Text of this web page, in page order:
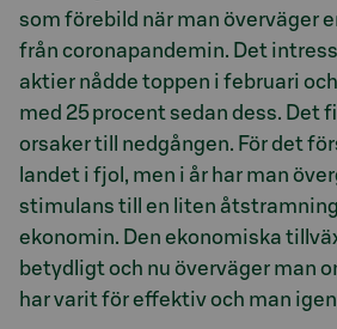
som förebild när man överväger
från coronapandemin. Det
aktier nådde toppen i februari
med 25 procent sedan dess. Det
orsaker till nedgången. För det
landet i fjol, men i år har man
stimulans till en liten
ekonomin. Den ekonomiska
betydligt och nu överväger man
har varit för effektiv och man